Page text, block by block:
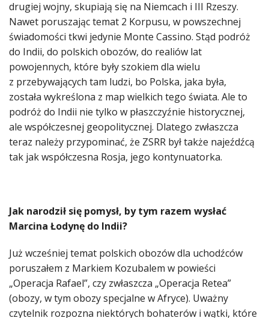
drugiej wojny, skupiają się na Niemcach i III Rzeszy.
Nawet poruszając temat 2 Korpusu, w powszechnej
świadomości tkwi jedynie Monte Cassino. Stąd podróż
do Indii, do polskich obozów, do realiów lat
powojennych, które były szokiem dla wielu
z przebywających tam ludzi, bo Polska, jaka była,
została wykreślona z map wielkich tego świata. Ale to
podróż do Indii nie tylko w płaszczyźnie historycznej,
ale współczesnej geopolitycznej. Dlatego zwłaszcza
teraz należy przypominać, że ZSRR był także najeźdźcą
tak jak współczesna Rosja, jego kontynuatorka.
Jak narodził się pomysł, by tym razem wysłać
Marcina Łodynę do Indii?
Już wcześniej temat polskich obozów dla uchodźców
poruszałem z Markiem Kozubalem w powieści
„Operacja Rafael”, czy zwłaszcza „Operacja Retea”
(obozy, w tym obozy specjalne w Afryce). Uważny
czytelnik rozpozna niektórych bohaterów i wątki, które